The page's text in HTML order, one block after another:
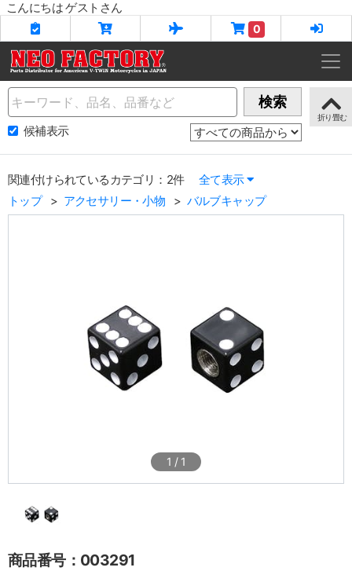
こんにちは ゲストさん
0
Name 検索
候補表示
関連付けられているカテゴリ：2件
全て表示
トップ
アクセサリー・小物 バルブキャップ
1 / 1
商品番号：003291